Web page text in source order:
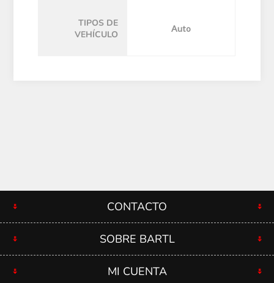
TIPOS DE
VEHÍCULO
Auto
CONTACTO
SOBRE BARTL
MI CUENTA